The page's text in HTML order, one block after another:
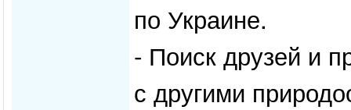
по Украине.
- Поиск друзей и
с другими